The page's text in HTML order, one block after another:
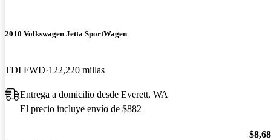
2010 Volkswagen Jetta SportWagen
TDI FWD 122,220 millas
Entrega a domicilio desde Everett, WA
El precio incluye envío de $882